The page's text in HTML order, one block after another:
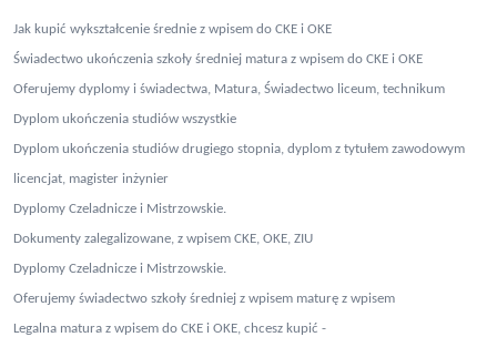
Jak kupić wykształcenie średnie z wpisem do CKE i OKE
Świadectwo ukończenia szkoły średniej matura z wpisem do CKE i OKE
Oferujemy dyplomy i świadectwa, Matura, Świadectwo liceum, technikum
Dyplom ukończenia studiów wszystkie
Dyplom ukończenia studiów drugiego stopnia, dyplom z tytułem zawodowym
licencjat, magister inżynier
Dyplomy Czeladnicze i Mistrzowskie.
Dokumenty zalegalizowane, z wpisem CKE, OKE, ZIU
Dyplomy Czeladnicze i Mistrzowskie.
Oferujemy świadectwo szkoły średniej z wpisem maturę z wpisem
Legalna matura z wpisem do CKE i OKE, chcesz kupić -